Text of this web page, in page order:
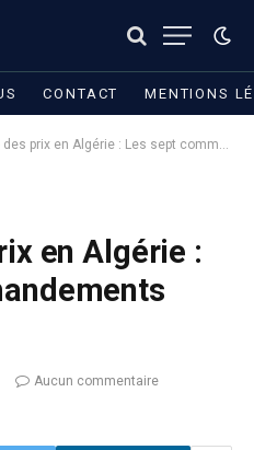
CONTACT MENTIONS
prix en Algérie : Les sept commandements d’Abdelatif
en Algérie :
Aucun commentaire